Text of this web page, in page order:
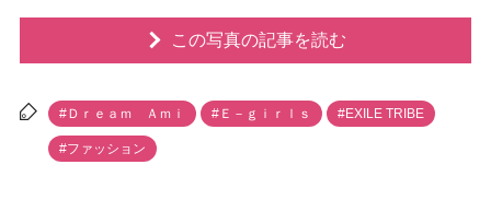
この写真の記事を読む
#Ｄｒｅａｍ Ａｍｉ #Ｅ－ｇｉｒｌｓ #EXILE TRIBE
#ファッション